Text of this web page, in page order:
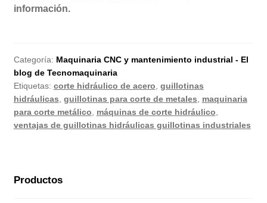
información.
Categoría: Maquinaria CNC y mantenimiento industrial - El
blog de Tecnomaquinaria
Etiquetas: corte hidráulico de acero, guillotinas
hidráulicas, guillotinas para corte de metales, maquinaria
para corte metálico, máquinas de corte hidráulico,
ventajas de guillotinas hidráulicas guillotinas industriales
Productos